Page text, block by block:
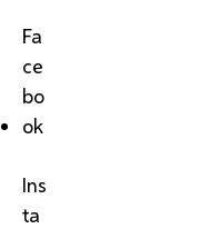
Fa
ce
bo
ok
Ins
ta